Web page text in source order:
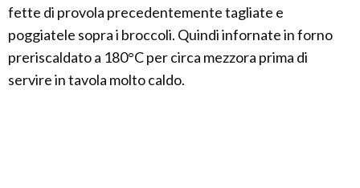
fette di provola precedentemente tagliate e
poggiatele sopra i broccoli. Quindi infornate in forno
preriscaldato a 180°C per circa mezzora prima di
servire in tavola molto caldo.